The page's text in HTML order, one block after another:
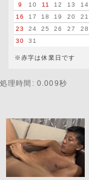
9
10 11 12 13 14
16
17 18 19 20 21
23
24 25 26 27 28
30
31
※赤字は休業日です
処理時間: 0.009秒